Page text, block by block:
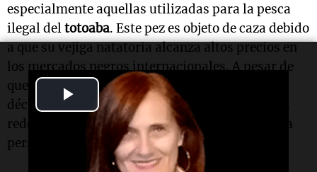
Play
Video
especialmente aquellas utilizadas para la pesca
ilegal deltotoaba. Este pez es objeto de caza debido
a que su vejiga natatoria alcanza altos precios en
los mercados negros internacionales. A pesar de
que la pesca del totoaba fue prohibida hace
décadas, la recolección ilegal continúa debido a
redes de tráfico de vida silvestre y a la demanda
persistente en el extranjero.